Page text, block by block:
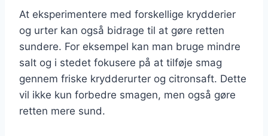
At eksperimentere med forskellige krydderier
og urter kan også bidrage til at gøre retten
sundere. For eksempel kan man bruge mindre
salt og i stedet fokusere på at tilføje smag
gennem friske krydderurter og citronsaft. Dette
vil ikke kun forbedre smagen, men også gøre
retten mere sund.